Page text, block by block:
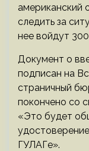
американский
следить за
нее войдут
Документ о
подписан на
страничный
покончено со
«Это будет
ГУЛАГе».